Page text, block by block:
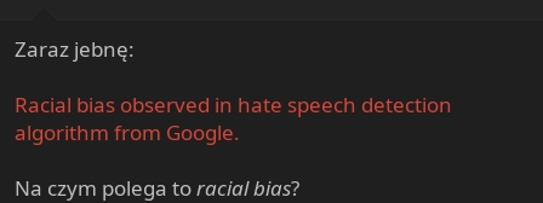
Zaraz jebnę:
Racial bias observed in hate speech detection
algorithm from Google.
Na czym polega toracial bias?